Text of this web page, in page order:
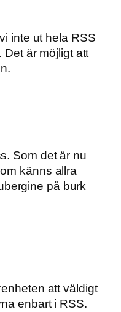
inte ut hela RSS
Det är möjligt att
Som det är nu
känns allra
på burk
att väldigt
enbart i RSS.